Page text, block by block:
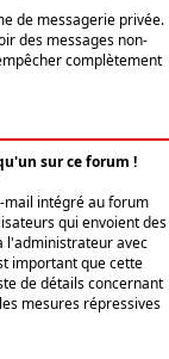
de messagerie privée.
des messages non-
complètement
sur ce forum !
mail intégré au forum
qui envoient des
l'administrateur avec
important que cette
de détails concernant
mesures répressives